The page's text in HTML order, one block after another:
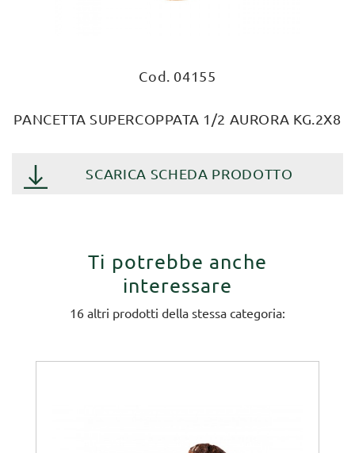
Cod. 04155
PANCETTA SUPERCOPPATA 1/2 AURORA KG.2X8
SCARICA SCHEDA PRODOTTO
Ti potrebbe anche
interessare
16 altri prodotti della stessa categoria: